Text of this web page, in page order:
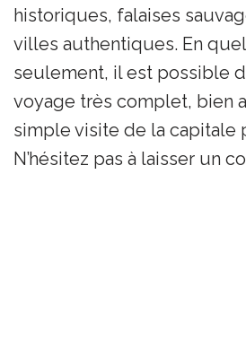
historiques, falaises
villes authentiques. En
seulement, il est possible
voyage très complet, bien
simple visite de la capitale
N’hésitez pas à laisser un